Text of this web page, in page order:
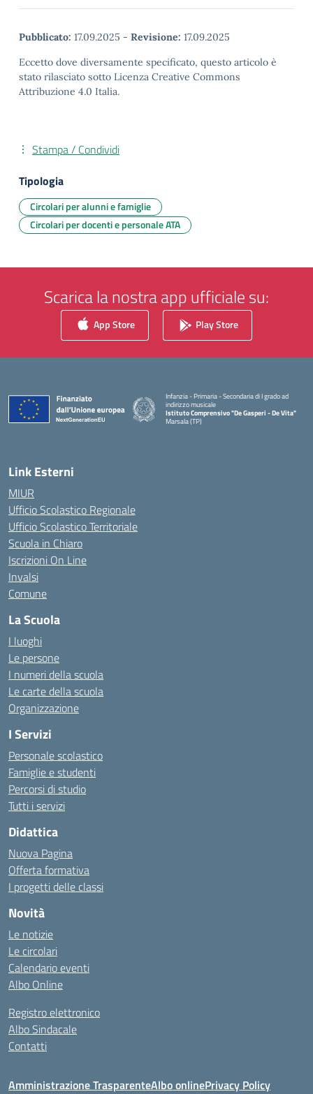
Pubblicato: 17.09.2025 - Revisione: 17.09.2025
Eccetto dove diversamente specificato, questo articolo è
stato rilasciato sotto Licenza Creative Commons
Attribuzione 4.0 Italia.
Stampa / Condividi
Tipologia
Circolari per alunni e famiglie
Circolari per docenti e personale ATA
Scarica la nostra app ufficiale su:
App Store Play Store
Infanzia - Primaria - Secondaria di I grado ad
indirizzo musicale
Istituto Comprensivo "De Gasperi - De Vita"
Marsala (TP)
Link Esterni
MIUR
Ufficio Scolastico Regionale
Ufficio Scolastico Territoriale
Scuola in Chiaro
Iscrizioni On Line
Invalsi
Comune
La Scuola
I luoghi
Le persone
I numeri della scuola
Le carte della scuola
Organizzazione
I Servizi
Personale scolastico
Famiglie e studenti
Percorsi di studio
Tutti i servizi
Didattica
Nuova Pagina
Offerta formativa
I progetti delle classi
Novità
Le notizie
Le circolari
Calendario eventi
Albo Online
Registro elettronico
Albo Sindacale
Contatti
Amministrazione TrasparenteAlbo onlinePrivacy Policy